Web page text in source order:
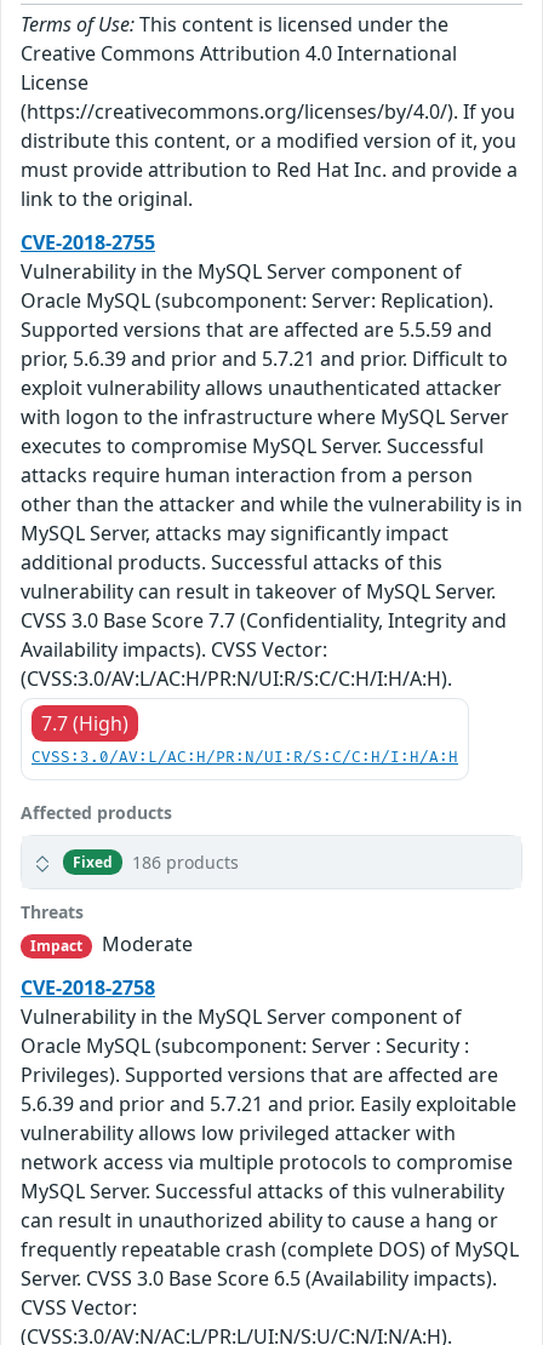
Terms of Use:This content is licensed under the
Creative Commons Attribution 4.0 International
License
(https://creativecommons.org/licenses/by/4.0/). If you
distribute this content, or a modified version of it, you
must provide attribution to Red Hat Inc. and provide a
link to the original.
CVE-2018-2755
Vulnerability in the MySQL Server component of
Oracle MySQL (subcomponent: Server: Replication).
Supported versions that are affected are 5.5.59 and
prior, 5.6.39 and prior and 5.7.21 and prior. Difficult to
exploit vulnerability allows unauthenticated attacker
with logon to the infrastructure where MySQL Server
executes to compromise MySQL Server. Successful
attacks require human interaction from a person
other than the attacker and while the vulnerability is in
MySQL Server, attacks may significantly impact
additional products. Successful attacks of this
vulnerability can result in takeover of MySQL Server.
CVSS 3.0 Base Score 7.7 (Confidentiality, Integrity and
Availability impacts). CVSS Vector:
(CVSS:3.0/AV:L/AC:H/PR:N/UI:R/S:C/C:H/I:H/A:H).
7.7 (High)
CVSS:3.0/AV:L/AC:H/PR:N/UI:R/S:C/C:H/I:H/A:H
Affected products
Fixed 186 products
Threats
Impact
Moderate
CVE-2018-2758
Vulnerability in the MySQL Server component of
Oracle MySQL (subcomponent: Server : Security :
Privileges). Supported versions that are affected are
5.6.39 and prior and 5.7.21 and prior. Easily exploitable
vulnerability allows low privileged attacker with
network access via multiple protocols to compromise
MySQL Server. Successful attacks of this vulnerability
can result in unauthorized ability to cause a hang or
frequently repeatable crash (complete DOS) of MySQL
Server. CVSS 3.0 Base Score 6.5 (Availability impacts).
CVSS Vector:
(CVSS:3.0/AV:N/AC:L/PR:L/UI:N/S:U/C:N/I:N/A:H).